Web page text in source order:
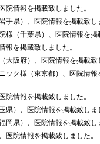
院情報を掲載致しました。
手県）、医院情報を掲載致し
様（千葉県）、医院情報を
報を掲載致しました。
大阪府）、医院情報を掲載致
ック様（東京都）、医院情報
院情報を掲載致しました。
県）、医院情報を掲載致しま
岡県）、医院情報を掲載致し
医院情報を掲載致しました。